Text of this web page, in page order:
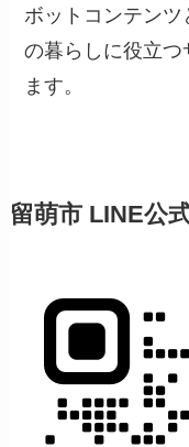
ボットコンテン
の暮らしに役立
ます。
留萌市 LINE公